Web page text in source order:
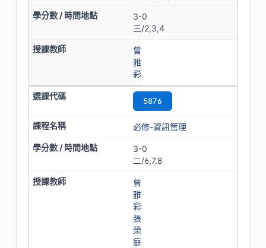
3-0
三/2,3,4
曾
雅
彩
5876
必修-資訊管理
3-0
二/6,7,8
曾
雅
彩
張
榮
庭